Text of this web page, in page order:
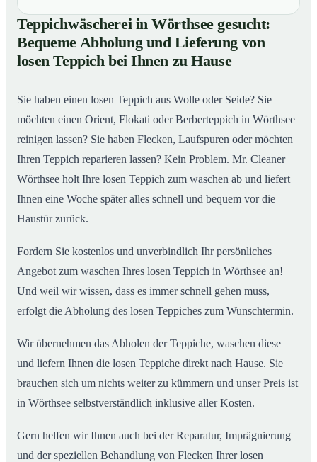
01Teppichwäscherei in Wörthsee gesucht: Bequeme
Abholung und Lieferung von losen Teppich bei Ihnen
zu Hause
02 Einblick in unsere Teppichwäscherei in Wörthsee
Teppichwäscherei in Wörthsee gesucht:
Bequeme Abholung und Lieferung von
losen Teppich bei Ihnen zu Hause
Sie haben einen losen Teppich aus Wolle oder Seide? Sie
möchten einen Orient, Flokati oder Berberteppich in Wörthsee
reinigen lassen? Sie haben Flecken, Laufspuren oder möchten
Ihren Teppich reparieren lassen? Kein Problem. Mr. Cleaner
Wörthsee holt Ihre losen Teppich zum waschen ab und liefert
Ihnen eine Woche später alles schnell und bequem vor die
Haustür zurück.
Fordern Sie kostenlos und unverbindlich Ihr persönliches
Angebot zum waschen Ihres losen Teppich in Wörthsee an!
Und weil wir wissen, dass es immer schnell gehen muss,
erfolgt die Abholung des losen Teppiches zum Wunschtermin.
Wir übernehmen das Abholen der Teppiche, waschen diese
und liefern Ihnen die losen Teppiche direkt nach Hause. Sie
brauchen sich um nichts weiter zu kümmern und unser Preis ist
in Wörthsee selbstverständlich inklusive aller Kosten.
Gern helfen wir Ihnen auch bei der Reparatur, Imprägnierung
und der speziellen Behandlung von Flecken Ihrer losen